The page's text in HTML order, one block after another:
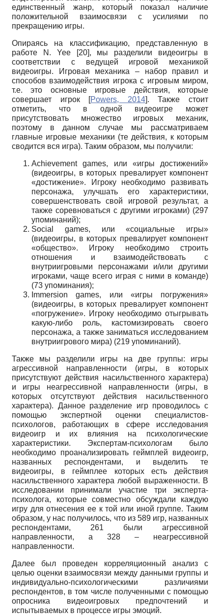
единственный жанр, который показал наличие
положительной взаимосвязи с усилиями по
прекращению игры.
Опираясь на классификацию, представленную в
работе
N . Yee [20], мы разделили видеоигры в
соответствии с ведущей игровой механикой
видеоигры. Игровая механика – набор правил и
способов взаимодействия игрока с игровым миром,
т.е. это основные игровые действия, которые
совершает игрок
[Powers, 2014]. Также стоит
отметить, что в одной видеоигре может
присутствовать множество игровых механик,
поэтому в данном случае мы рассматриваем
главные игровые механики (те действия, к которым
сводится вся игра). Таким образом, мы получили:
Achievement games, или «игры достижений»
(видеоигры, в которых превалирует компонент
«достижение». Игроку необходимо развивать
персонажа, улучшать его характеристики,
совершенствовать свой игровой результат, а
также соревноваться с другими игроками) (297
упоминаний);
Social
games, или «социальные игры»
(видеоигры, в которых превалирует компонент
«общество». Игроку необходимо строить
отношения и взаимодействовать с
внутриигровыми персонажами и/или другими
игроками, чаще всего играя с ними в команде)
(73 упоминания);
Immersion
games, или «игры погружения»
(видеоигры, в которых превалирует компонент
«погружение». Игроку необходимо отыгрывать
какую-либо роль, кастомизировать своего
персонажа, а также заниматься исследованием
внутриигрового мира) (219 упоминаний).
Также мы разделили игры на две группы: игры
агрессивной направленности (игры, в которых
присутствуют действия насильственного характера)
и игры неагрессивной направленности (игры, в
которых отсутствуют действия насильственного
характера). Данное разделение игр проводилось с
помощью экспертной оценки специалистов-
психологов, работающих в сфере исследования
видеоигр и их влияния на психологические
характеристики. Экспертам-психологам было
необходимо проанализировать геймплей видеоигр,
названных респондентами, и выделить те
видеоигры, в геймплее которых есть действия
насильственного характера любой выраженности. В
исследовании принимали участие три эксперта-
психолога, которые совместно обсуждали каждую
игру для отнесения ее к той или иной группе. Таким
образом, у нас получилось, что из 589 игр, названных
респондентами, 261 были агрессивной
направленности, а 328 – неагрессивной
направленности.
Далее был проведен корреляционный анализ с
целью оценки взаимосвязи между данными группы и
индивидуально-психологическими различиями
респондентов, в том числе полученными с помощью
опросника видеоигровых предпочтений и
испытываемых в процессе игры эмоций.